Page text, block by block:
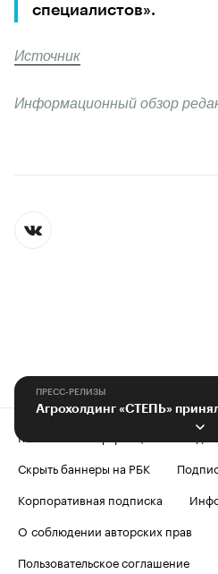
специалистов».
Источник
Информационный обзор
ПРЕСС-РЕЛИЗЫ
Контактная информация
Скрыть баннеры на РБК
Корпоративная подписка
О соблюдении авторских прав
Пользовательское соглашение